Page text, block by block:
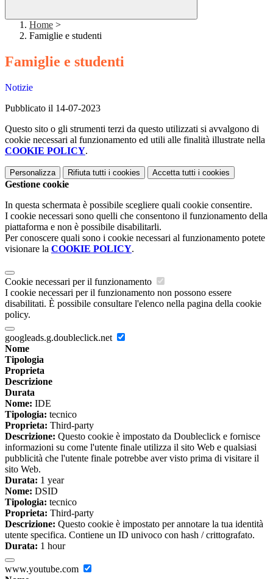
Home >
Famiglie e studenti
Famiglie e studenti
Notizie
Pubblicato il 14-07-2023
Questo sito o gli strumenti terzi da questo utilizzati si avvalgono di
cookie necessari al funzionamento ed utili alle finalità illustrate nella
COOKIE POLICY.
Personalizza Rifiuta tutti i cookies Accetta tutti i cookies
Gestione cookie
In questa schermata è possibile scegliere quali cookie consentire.
I cookie necessari sono quelli che consentono il funzionamento della
piattaforma e non è possibile disabilitarli.
Per conoscere quali sono i cookie necessari al funzionamento potete
visionare la COOKIE POLICY.
Cookie necessari per il funzionamento
I cookie necessari per il funzionamento non possono essere
disabilitati. È possibile consultare l'elenco nella pagina della cookie
policy.
googleads.g.doubleclick.net
Nome
Tipologia
Proprieta
Descrizione
Durata
Nome: IDE
Tipologia: tecnico
Proprieta: Third-party
Descrizione: Questo cookie è impostato da Doubleclick e fornisce
informazioni su come l'utente finale utilizza il sito Web e qualsiasi
pubblicità che l'utente finale potrebbe aver visto prima di visitare il
sito Web.
Durata: 1 year
Nome: DSID
Tipologia: tecnico
Proprieta: Third-party
Descrizione: Questo cookie è impostato per annotare la tua identità
utente specifica. Contiene un ID univoco con hash / crittografato.
Durata: 1 hour
www.youtube.com